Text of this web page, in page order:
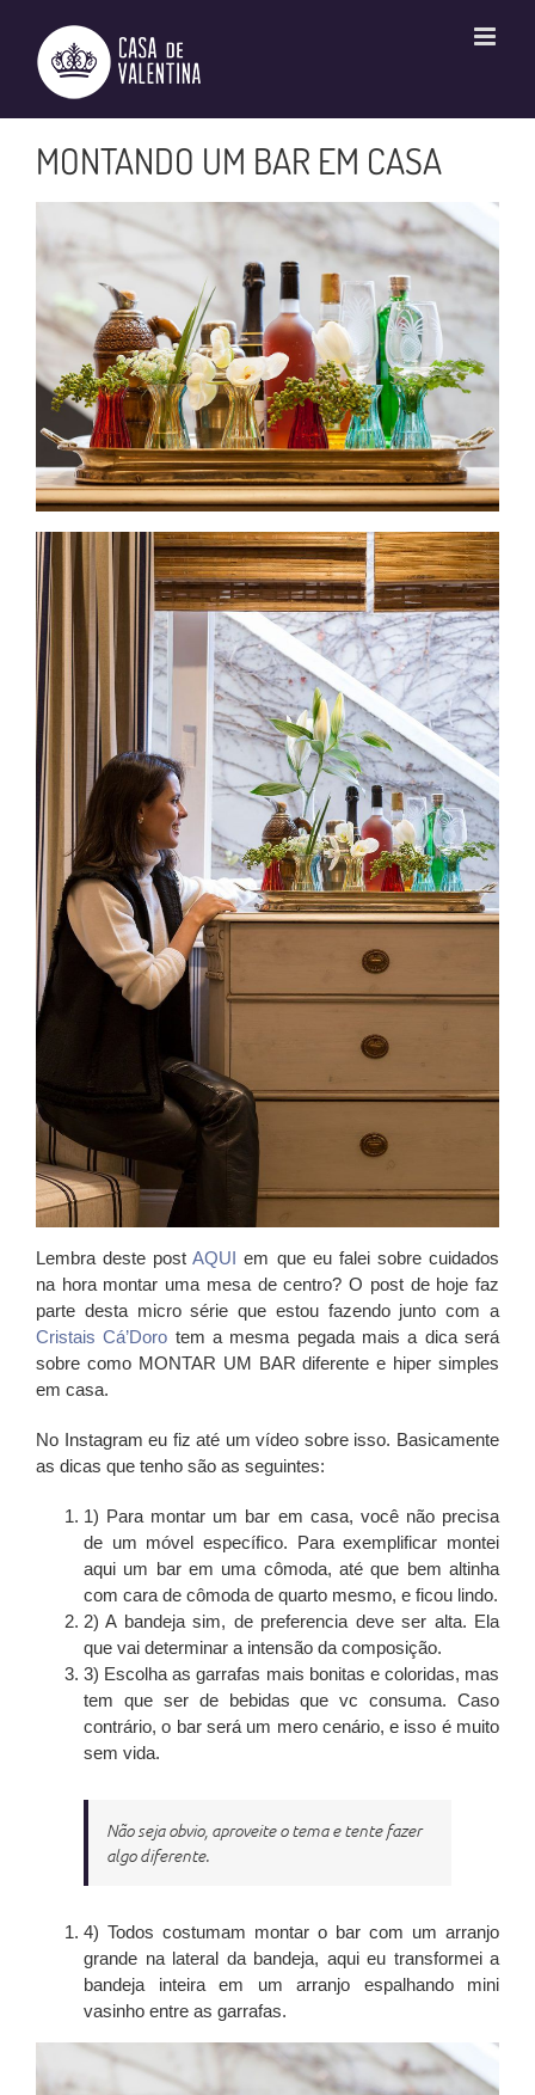
conteúdo
MONTANDO UM BAR EM CASA
Lembra deste postAQUI em que eu falei sobre cuidados
na hora montar uma mesa de centro? O post de hoje faz
parte desta micro série que estou fazendo junto com a
Cristais Cá’Doro tem a mesma pegada mais a dica será
sobre como MONTAR UM BAR diferente e hiper simples
em casa.
No Instagram eu fiz até um vídeo sobre isso. Basicamente
as dicas que tenho são as seguintes:
1) Para montar um bar em casa, você não precisa
de um móvel específico. Para exemplificar montei
aqui um bar em uma cômoda, até que bem altinha
com cara de cômoda de quarto mesmo, e ficou lindo.
2) A bandeja sim, de preferencia deve ser alta. Ela
que vai determinar a intensão da composição.
3) Escolha as garrafas mais bonitas e coloridas, mas
tem que ser de bebidas que vc consuma. Caso
contrário, o bar será um mero cenário, e isso é muito
sem vida.
Não seja obvio, aproveite o tema e tente fazer
algo diferente.
4) Todos costumam montar o bar com um arranjo
grande na lateral da bandeja, aqui eu transformei a
bandeja inteira em um arranjo espalhando mini
vasinho entre as garrafas.